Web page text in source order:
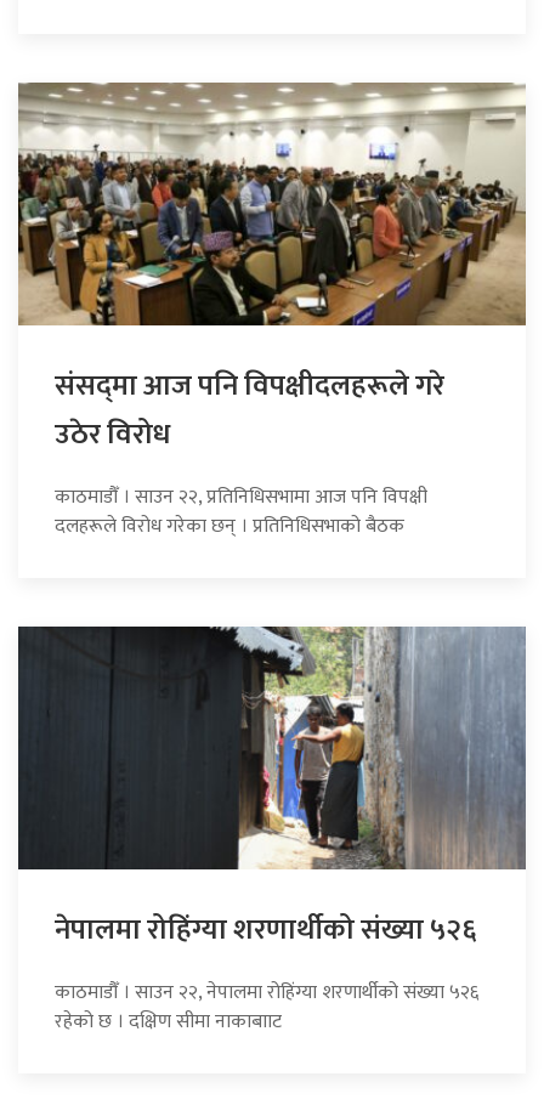
संसद्‍मा आज पनि विपक्षीदलहरूले गरे
उठेर विरोध
काठमाडौँ । साउन २२, प्रतिनिधिसभामा आज पनि विपक्षी
दलहरूले विरोध गरेका छन् । प्रतिनिधिसभाको बैठक
नेपालमा रोहिंग्या शरणार्थीको संख्या ५२६
काठमाडौँ । साउन २२, नेपालमा रोहिंग्या शरणार्थीको संख्या ५२६
रहेको छ । दक्षिण सीमा नाकाबााट